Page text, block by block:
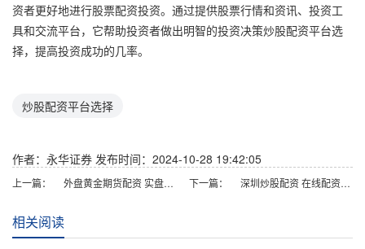
资者更好地进行股票配资投资。通过提供股票行情和资讯、投资工
具和交流平台，它帮助投资者做出明智的投资决策炒股配资平台选
择，提高投资成功的几率。
炒股配资平台选择
作者：永华证券 发布时间：2024-10-28 19:42:05
上一篇： 外盘黄金期货配资 实盘股票配资平台：助您达成投资理想的利器 下一篇： 深圳炒股配资 在线配资炒股开户，助你轻松入市，财富增值
相关阅读